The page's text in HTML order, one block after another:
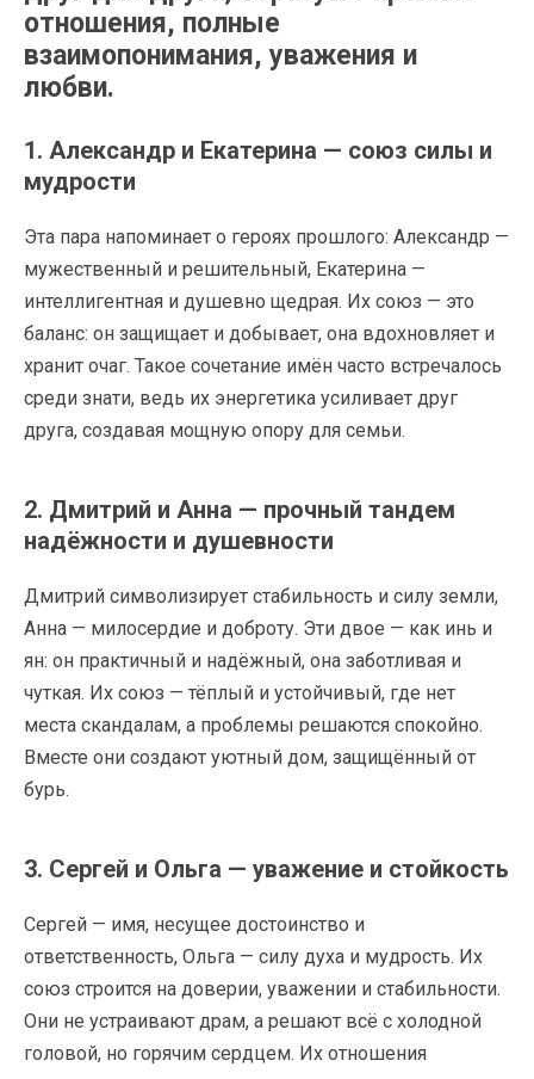
отношения, полные
взаимопонимания, уважения и
любви.
1. Александр и Екатерина — союз силы и
мудрости
Эта пара напоминает о героях прошлого: Александр —
мужественный и решительный, Екатерина —
интеллигентная и душевно щедрая. Их союз — это
баланс: он защищает и добывает, она вдохновляет и
хранит очаг. Такое сочетание имён часто встречалось
среди знати, ведь их энергетика усиливает друг
друга, создавая мощную опору для семьи.
2. Дмитрий и Анна — прочный тандем
надёжности и душевности
Дмитрий символизирует стабильность и силу земли,
Анна — милосердие и доброту. Эти двое — как инь и
ян: он практичный и надёжный, она заботливая и
чуткая. Их союз — тёплый и устойчивый, где нет
места скандалам, а проблемы решаются спокойно.
Вместе они создают уютный дом, защищённый от
бурь.
3. Сергей и Ольга — уважение и стойкость
Сергей — имя, несущее достоинство и
ответственность, Ольга — силу духа и мудрость. Их
союз строится на доверии, уважении и стабильности.
Они не устраивают драм, а решают всё с холодной
головой, но горячим сердцем. Их отношения